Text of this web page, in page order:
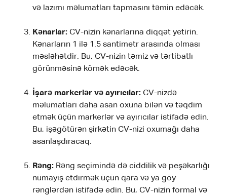
və lazımı məlumatları tapmasını təmin edəcək.
Kənarlar: CV-nizin kənarlarına diqqət yetirin.
Kənarların 1 ilə 1.5 santimetr arasında olması
məsləhətdir. Bu, CV-nizin təmiz və tərtibatlı
görünməsinə kömək edəcək.
İşarə markerlər və ayırıcılar: CV-nizdə
məlumatları daha asan oxuna bilən və təqdim
etmək üçün markerlər və ayırıcılar istifadə edin.
Bu, işəgötürən şirkətin CV-nizi oxumağı daha
asanlaşdıracaq.
Rəng: Rəng seçimində də ciddilik və peşəkarlığı
nümayiş etdirmək üçün qara və ya göy
rənglərdən istifadə edin. Bu, CV-nizin formal və